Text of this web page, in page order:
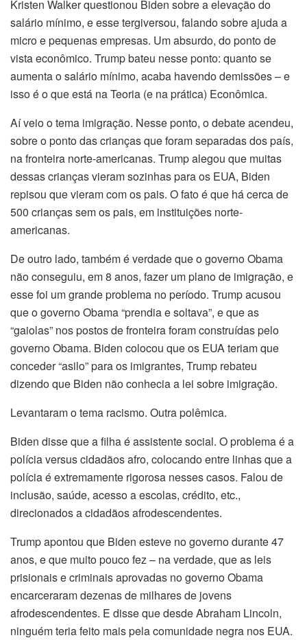
Kristen Walker questionou Biden sobre a elevação do
salário mínimo, e esse tergiversou, falando sobre ajuda a
micro e pequenas empresas. Um absurdo, do ponto de
vista econômico. Trump bateu nesse ponto: quanto se
aumenta o salário mínimo, acaba havendo demissões – e
isso é o que está na Teoria (e na prática) Econômica.
Aí veio o tema imigração. Nesse ponto, o debate acendeu,
sobre o ponto das crianças que foram separadas dos país,
na fronteira norte-americanas. Trump alegou que muitas
dessas crianças vieram sozinhas para os EUA, Biden
repisou que vieram com os pais. O fato é que há cerca de
500 crianças sem os pais, em instituições norte-
americanas.
De outro lado, também é verdade que o governo Obama
não conseguiu, em 8 anos, fazer um plano de imigração, e
esse foi um grande problema no período. Trump acusou
que o governo Obama “prendia e soltava”, e que as
“gaiolas” nos postos de fronteira foram construídas pelo
governo Obama. Biden colocou que os EUA teriam que
conceder “asilo” para os imigrantes, Trump rebateu
dizendo que Biden não conhecia a lei sobre imigração.
Levantaram o tema racismo. Outra polêmica.
Biden disse que a filha é assistente social. O problema é a
polícia versus cidadãos afro, colocando entre linhas que a
polícia é extremamente rigorosa nesses casos. Falou de
inclusão, saúde, acesso a escolas, crédito, etc.,
direcionados a cidadãos afrodescendentes.
Trump apontou que Biden esteve no governo durante 47
anos, e que muito pouco fez – na verdade, que as leis
prisionais e criminais aprovadas no governo Obama
encarceraram dezenas de milhares de jovens
afrodescendentes. E disse que desde Abraham Lincoln,
ninguém teria feito mais pela comunidade negra nos EUA.